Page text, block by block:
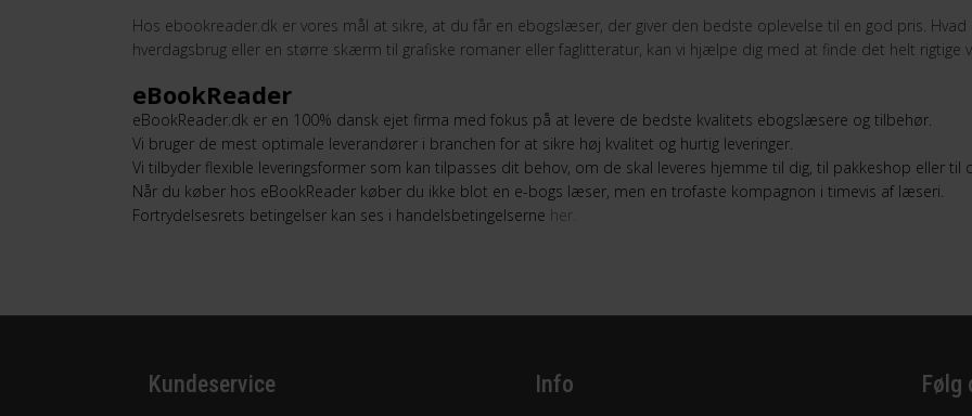
Hos ebookreader.dk er vores mål at sikre, at du får en ebogslæser, der giver den bedste oplevelse til en god pris.
hverdagsbrug eller en større skærm til grafiske romaner eller faglitteratur, kan vi hjælpe dig med at finde det helt rigtige
eBookReader
eBookReader.dk er en 100% dansk ejet firma med fokus på at levere de bedste kvalitets ebogslæsere og tilbehør.
Vi bruger de mest optimale leverandører i branchen for at sikre høj kvalitet og hurtig leveringer.
Vi tilbyder flexible leveringsformer som kan tilpasses dit behov, om de skal leveres hjemme til dig, til pakkeshop eller til
Når du køber hos eBookReader køber du ikke blot en e-bogs læser, men en trofaste kompagnon i timevis af læseri.
Fortrydelsesrets betingelser kan ses i handelsbetingelserne her.
Kundeservice Info Følg